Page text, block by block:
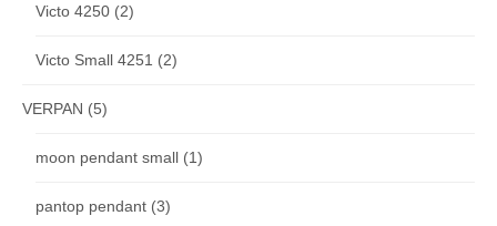
Victo 4250 (2)
Victo Small 4251 (2)
VERPAN (5)
moon pendant small (1)
pantop pendant (3)